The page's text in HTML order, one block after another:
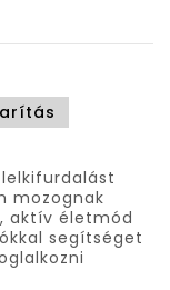
mozognak
aktív életmód
segítséget